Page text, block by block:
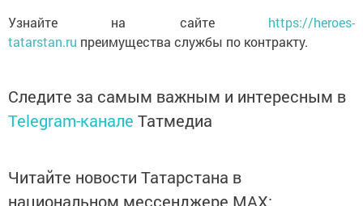
Узнайте на сайте https://heroes-
tatarstan.ru преимущества службы по контракту.
Следите за самым важным и интересным в
Telegram-канале Татмедиа
Читайте новости Татарстана в
национальном мессенджере MАХ: